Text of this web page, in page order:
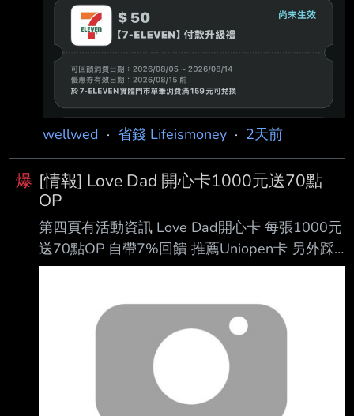
款，同時自8月5日起祭出限時領券活動 、「限
時不限量」，輸入指定優惠券代碼即可領取7-
ELEVEN 50元優惠券，單筆消費滿159 元即可
兌換，回饋率逾30%。 一卡通 iPASS MONEY
持續擴大信用卡支付應用場景，目前4大超商已
可綁定聯邦、玉山信 用卡及王道Debit卡付款，
7-ELEVEN另外也可綁定中國信託信用卡付款。
為歡慶多元支付服務擴增，一卡通公司自8月5日
起祭
wellwed · 省錢 Lifeismoney · 2天前
爆 [情報] Love Dad 開心卡1000元送70點
OP
第四頁有活動資訊 Love Dad開心卡 每張1000元
送70點OP 自帶7%回饋 推薦Uniopen卡 另外踩4
點 這樣有7%+7% 如果icashPay 4%還沒額滿 則
5% 匯豐直刷4.88% 玉山Unicard icashPay 3.5%
～4.5% 大戶直刷 3.5% 另外很多人不喜歡OP點
尤其現在隔壁棚唯讀預備中 沒有地方賣掉 OP點
推薦拿去繳卡費 就不會擔心去處了
https://i.verb.tw/XzPizh6l.jpg -